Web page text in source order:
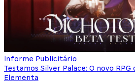
Informe Publicitário
Testamos Silver Palace: O novo
Elementa